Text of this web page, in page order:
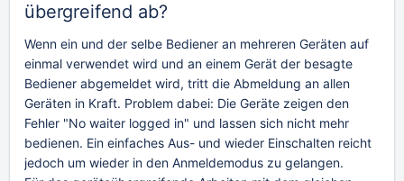
übergreifend ab?
Wenn ein und der selbe Bediener an mehreren Geräten auf
einmal verwendet wird und an einem Gerät der besagte
Bediener abgemeldet wird, tritt die Abmeldung an allen
Geräten in Kraft. Problem dabei: Die Geräte zeigen den
Fehler "No waiter logged in" und lassen sich nicht mehr
bedienen. Ein einfaches Aus- und wieder Einschalten reicht
jedoch um wieder in den Anmeldemodus zu gelangen.